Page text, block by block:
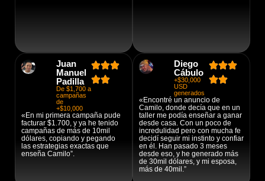
Juan
Manuel
Padilla
De $1,700 a
campañas
de
+$10,000
«En mi primera campaña pude
facturar $1.700, y ya he tenido
campañas de más de 10mil
dólares, copiando y pegando
las estrategias exactas que
enseña Camilo”.
Diego
Cábulo
+$30,000
USD
generados
«Encontré un anuncio de
Camilo, donde decía que en un
taller me podía enseñar a ganar
desde casa. Con un poco de
incredulidad pero con mucha fe
decidí seguir mi instinto y confiar
en él. Han pasado 3 meses
desde eso, y he generado más
de 30mil dólares, y mi esposa,
más de 40mil.”